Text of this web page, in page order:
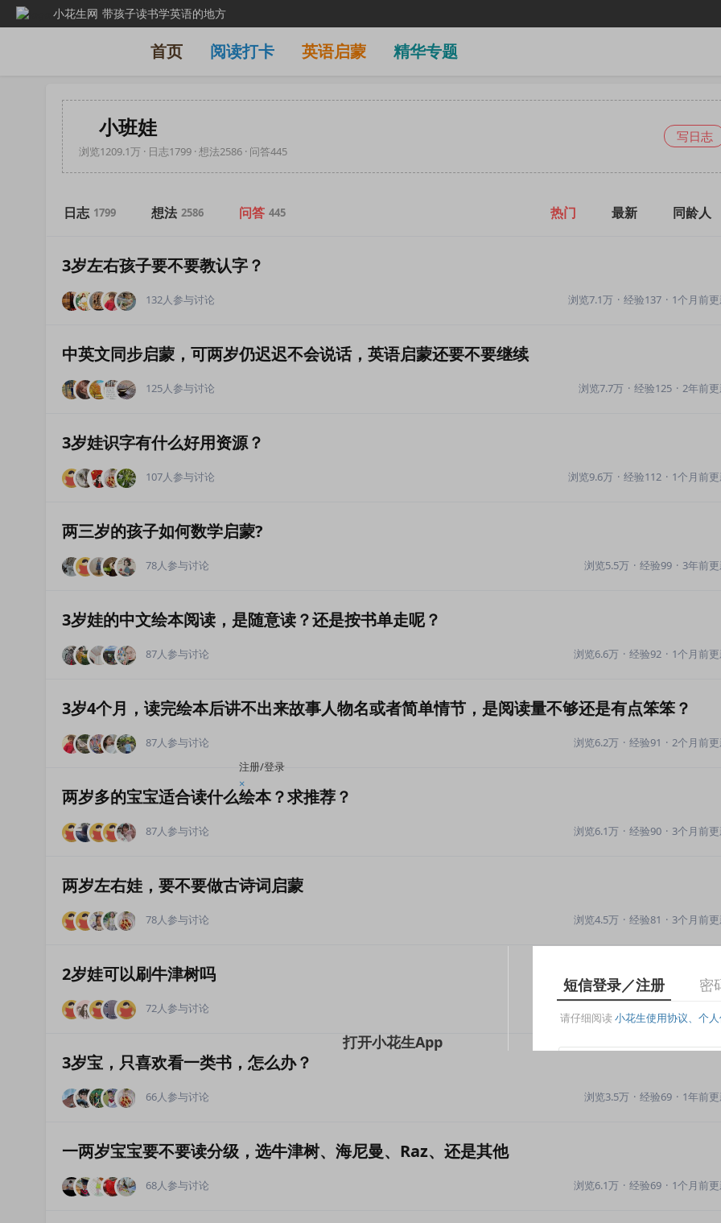
注册/登录
×
小花生网 带孩子读书学英语的地方
首页 阅读打卡 英语启蒙 精华专题
小班娃
浏览1209.1万 · 日志1799 · 想法2586 · 问答445
写日志
日志 1799 想法 2586 问答 445 热门 最新 同龄人
3岁左右孩子要不要教认字？
132人参与讨论 浏览7.1万 · 经验137 · 1个月前
中英文同步启蒙，可两岁仍迟迟不会说话，英语启蒙还要不要继续
125人参与讨论 浏览7.7万 · 经验125 · 2年前
3岁娃识字有什么好用资源？
107人参与讨论 浏览9.6万 · 经验112 · 1个月前
两三岁的孩子如何数学启蒙?
78人参与讨论 浏览5.5万 · 经验99 · 3年前
3岁娃的中文绘本阅读，是随意读？还是按书单走呢？
87人参与讨论 浏览6.6万 · 经验92 · 1个月前
3岁4个月，读完绘本后讲不出来故事人物名或者简单情节，是阅读量不够还是有点笨笨？
87人参与讨论 浏览6.2万 · 经验91 · 2个月前
两岁多的宝宝适合读什么绘本？求推荐？
87人参与讨论 浏览6.1万 · 经验90 · 3个月前
两岁左右娃，要不要做古诗词启蒙
78人参与讨论 浏览4.5万 · 经验81 · 3个月前
2岁娃可以刷牛津树吗
72人参与讨论
3岁宝，只喜欢看一类书，怎么办？
66人参与讨论 浏览3.5万 · 经验69 · 1年前
一两岁宝宝要不要读分级，选牛津树、海尼曼、Raz、还是其他
68人参与讨论 浏览6.1万 · 经验69 · 1个月前